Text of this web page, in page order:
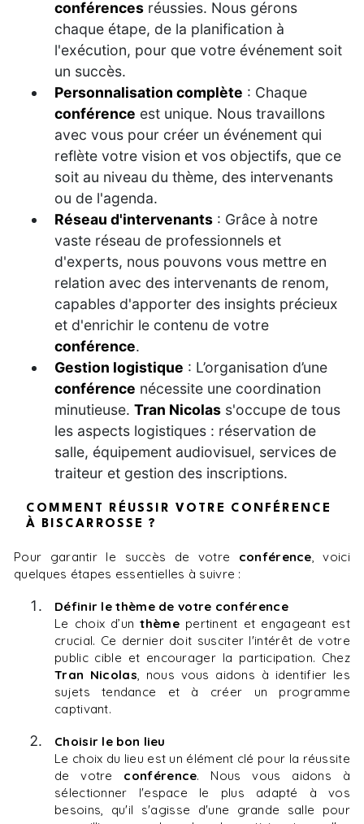
conférences réussies. Nous gérons
chaque étape, de la planification à
l'exécution, pour que votre événement soit
un succès.
Personnalisation complète : Chaque
conférence est unique. Nous travaillons
avec vous pour créer un événement qui
reflète votre vision et vos objectifs, que ce
soit au niveau du thème, des intervenants
ou de l'agenda.
Réseau d'intervenants : Grâce à notre
vaste réseau de professionnels et
d'experts, nous pouvons vous mettre en
relation avec des intervenants de renom,
capables d'apporter des insights précieux
et d'enrichir le contenu de votre
conférence.
Gestion logistique : L’organisation d’une
conférence nécessite une coordination
minutieuse. Tran Nicolas s'occupe de tous
les aspects logistiques : réservation de
salle, équipement audiovisuel, services de
traiteur et gestion des inscriptions.
COMMENT RÉUSSIR VOTRE CONFÉRENCE
À BISCARROSSE ?
Pour garantir le succès de votre conférence, voici
quelques étapes essentielles à suivre :
Définir le thème de votre conférence
Le choix d’unthèmepertinent et engageant est
crucial. Ce dernier doit susciter l'intérêt de votre
public cible et encourager la participation. Chez
Tran Nicolas, nous vous aidons à identifier les
sujets tendance et à créer un programme
captivant.
Choisir le bon lieu
Le choix du lieu est un élément clé pour la réussite
de votre conférence. Nous vous aidons à
sélectionner l'espace le plus adapté à vos
besoins, qu'il s'agisse d'une grande salle pour